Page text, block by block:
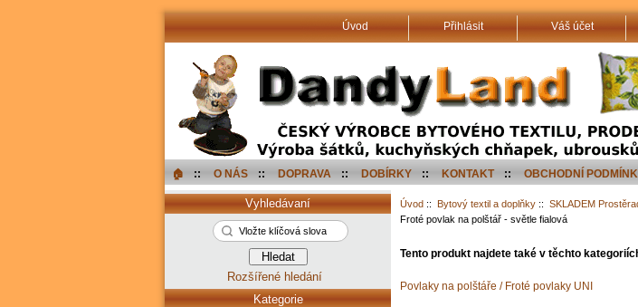
Úvod Přihlásit Váš účet
🏠︎ :: O NÁS :: DOPRAVA :: DOBÍRKY :: KONTAKT :: OBCHODNÍ
Úvod :: Bytový textil a doplňky :: SKLADEM
Froté povlak na polštář - světle fialová
Tento produkt najdete také v těchto
Povlaky na polštáře / Froté povlaky UNI
Vyhledávaní
Rozšířené hledání
Kategorie